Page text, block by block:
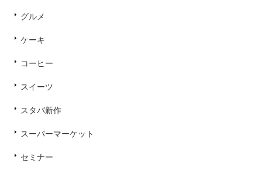
グルメ
ケーキ
コーヒー
スイーツ
スタバ新作
スーパーマーケット
セミナー